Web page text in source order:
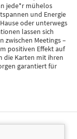
jede*r mühelos
und Energie
oder unterwegs
lassen sich
zwischen Meetings –
positiven Effekt auf
die Karten mit ihren
garantiert für